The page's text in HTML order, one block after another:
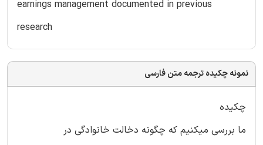
earnings management documented in previous
research
نمونه چکیده ترجمه متن فارسی
چکیده
ما بررسی میکنیم که چگونه دخالت خانوادگی در